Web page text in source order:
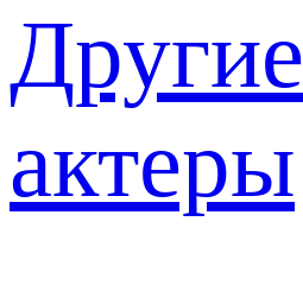
Другие
актеры